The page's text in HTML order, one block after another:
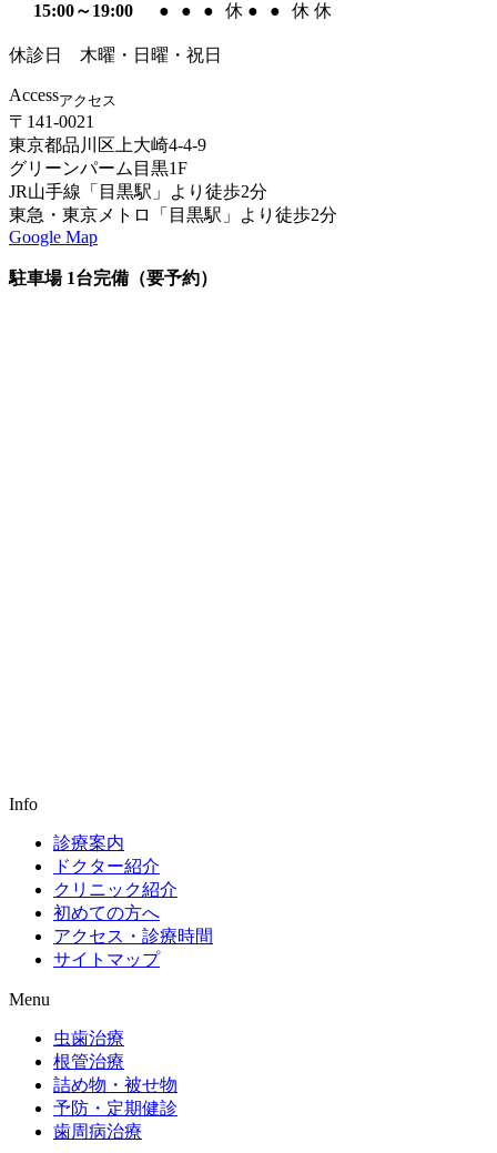
15:00～19:00
● ● ● 休 ● ● 休 休
休診日 木曜・日曜・祝日
Accessアクセス
〒141-0021
東京都品川区上大崎4-4-9
グリーンパーム目黒1F
JR山手線「目黒駅」より徒歩2分
東急・東京メトロ「目黒駅」より徒歩2分
Google Map
駐車場 1台完備（要予約）
Info
診療案内
ドクター紹介
クリニック紹介
初めての方へ
アクセス・診療時間
サイトマップ
Menu
虫歯治療
根管治療
詰め物・被せ物
予防・定期健診
歯周病治療